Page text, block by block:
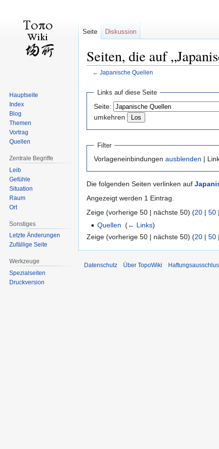
Seiten, die auf
← Japanische Quellen
Navigation
springen
springen
Links auf diese Seite
Seite:
umkehren
Filter
Vorlageneinbindungen ausblenden |
Die folgenden Seiten verlinken auf
Angezeigt werden 1 Eintrag.
Zeige (vorherige 50 | nächste 50) (20 | 50
Quellen ‎(← Links)
Zeige (vorherige 50 | nächste 50) (20 | 50
Seite Diskussion
Hauptseite
Index
Blog
Themen
Vortrag
Quellen
Zentrale Begriffe
Leib
Gefühle
Situation
Raum
Ort
Sonstiges
Letzte Änderungen
Zufällige Seite
Werkzeuge
Spezialseiten
Druckversion
Datenschutz Über TopoWiki